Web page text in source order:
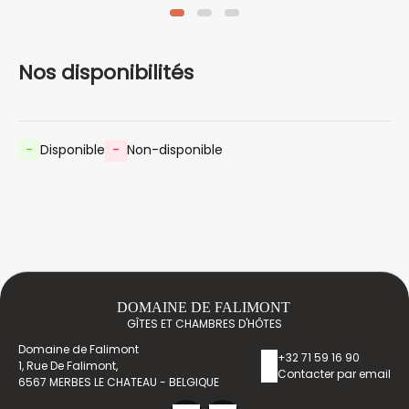
Nos disponibilités
- Disponible - Non-disponible
DOMAINE DE FALIMONT
GÎTES ET CHAMBRES D'HÔTES
Domaine de Falimont
1, Rue De Falimont,
6567 MERBES LE CHATEAU - BELGIQUE
+32 71 59 16 90
Contacter par email